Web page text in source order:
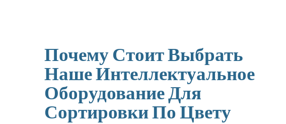
Почему Стоит Выбрать
Наше Интеллектуальное
Оборудование Для
Сортировки По Цвету